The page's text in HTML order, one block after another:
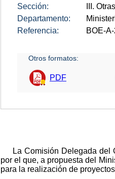
Sección:
III.
Departamento:
Referencia:
BOE-
Otros formatos:
PDF
La Comisión Delegada del
por el que, a propuesta del
para la realización de